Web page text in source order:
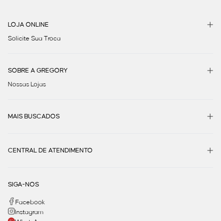
LOJA ONLINE
Solicite Sua Troca
SOBRE A GREGORY
Nossas Lojas
MAIS BUSCADOS
CENTRAL DE ATENDIMENTO
SIGA-NOS
Facebook
Instagram